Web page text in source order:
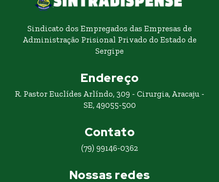
Sindicato dos Empregados das Empresas de
Administração Prisional Privado do Estado de
Sergipe
Endereço
R. Pastor Euclídes Arlíndo, 309 - Cirurgia, Aracaju -
SE, 49055-500
Contato
(79) 99146-0362
Nossas redes